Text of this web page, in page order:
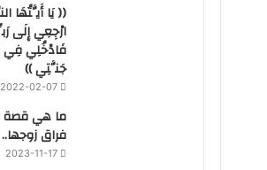
(( يَا أَيَّتُهَا
ارْجِعِي إِلَى
فَادْخُلِي فِي
جَنَّتِي ))
2022-02-07
ما هي قصة
فراق
2023-11-17